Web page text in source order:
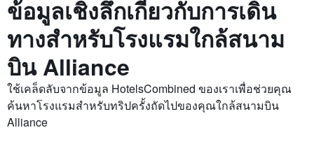
ข้อมูลเชิงลึกเกี่ยวกับการเดิน
ทางสำหรับโรงแรมใกล้สนาม
บิน Alliance
ใช้เคล็ดลับจากข้อมูล HotelsCombined ของเราเพื่อช่วยคุณ
ค้นหาโรงแรมสำหรับทริปครั้งถัดไปของคุณใกล้สนามบิน
Alliance